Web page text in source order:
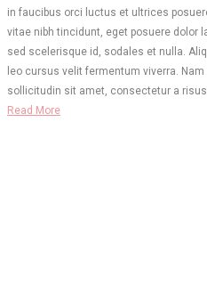
in faucibus orci luctus et ultrices
vitae nibh tincidunt, eget posuere dolor
sed scelerisque id, sodales et nulla.
leo cursus velit fermentum viverra.
sollicitudin sit amet, consectetur a
Read More